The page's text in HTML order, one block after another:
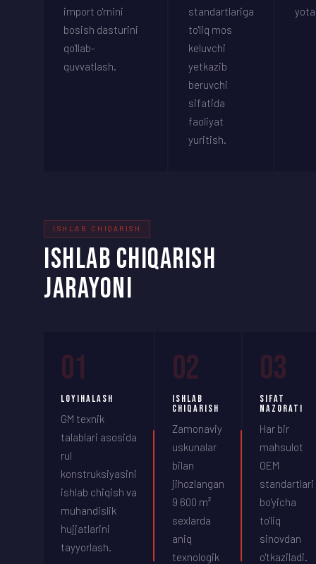
import o'rnini
bosish dasturini
qo'llab-
quvvatlash.
standartlariga
to'liq mos
keluvchi
yetkazib
beruvchi
sifatida
faoliyat
yuritish.
ISHLAB CHIQARISH
ISHLAB CHIQARISH
JARAYONI
01
Loyihalash
GM texnik
talablari asosida
rul
konstruksiyasini
ishlab chiqish va
muhandislik
hujjatlarini
tayyorlash.
02
Ishlab
chiqarish
Zamonaviy
uskunalar
bilan
jihozlangan
9 600 m²
sexlarda
aniq
texnologik
03
Sifat
nazorati
Har bir
mahsulot
OEM
standartlari
bo'yicha
to'liq
sinovdan
o'tkaziladi.